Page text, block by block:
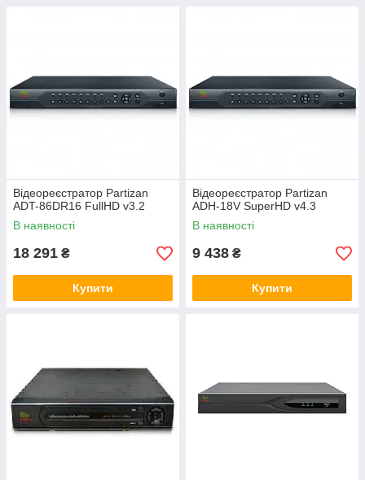
Відеореєстратор Partizan
ADT-86DR16 FullHD v3.2
В наявності
18 291 ₴
Купити
Відеореєстратор Partizan
ADH-18V SuperHD v4.3
В наявності
9 438 ₴
Купити